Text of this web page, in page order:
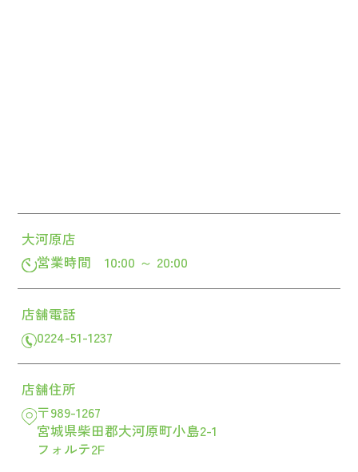
大河原店
営業時間 10:00 ～ 20:00
店舗電話
0224-51-1237
店舗住所
〒989-1267
宮城県柴田郡大河原町小島2-1
フォルテ2F